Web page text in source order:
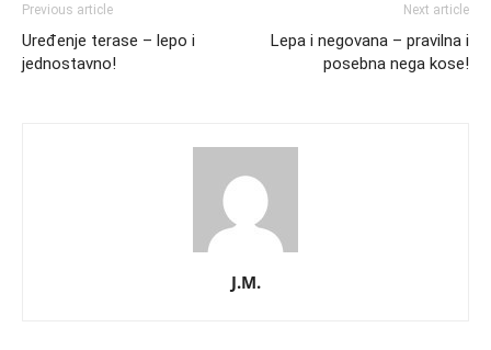
Previous article
Uređenje terase – lepo i
jednostavno!
Next article
Lepa i negovana – pravilna i
posebna nega kose!
J.M.